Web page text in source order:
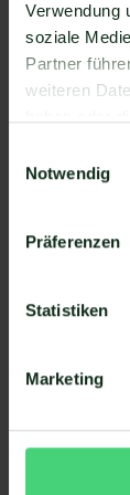
Verwendung
soziale
Partner
weiteren
Notwendig
Präferenzen
Statistiken
Marketing
Einrichtung
WhatsApp
So
und
Auslöser
Schritt